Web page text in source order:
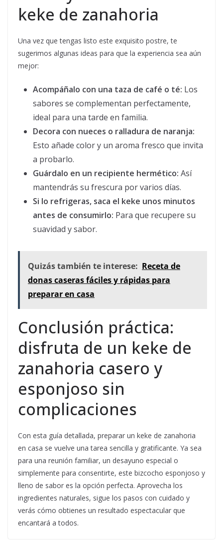
keke de zanahoria
Una vez que tengas listo este exquisito postre, te
sugerimos algunas ideas para que la experiencia sea aún
mejor:
Acompáñalo con una taza de café o té: Los
sabores se complementan perfectamente,
ideal para una tarde en familia.
Decora con nueces o ralladura de naranja:
Esto añade color y un aroma fresco que invita
a probarlo.
Guárdalo en un recipiente hermético: Así
mantendrás su frescura por varios días.
Si lo refrigeras, saca el keke unos minutos
antes de consumirlo: Para que recupere su
suavidad y sabor.
Quizás también te interese: Receta de
donas caseras fáciles y rápidas para
preparar en casa
Conclusión práctica:
disfruta de un keke de
zanahoria casero y
esponjoso sin
complicaciones
Con esta guía detallada, preparar un keke de zanahoria
en casa se vuelve una tarea sencilla y gratificante. Ya sea
para una reunión familiar, un desayuno especial o
simplemente para consentirte, este bizcocho esponjoso y
lleno de sabor es la opción perfecta. Aprovecha los
ingredientes naturales, sigue los pasos con cuidado y
verás cómo obtienes un resultado espectacular que
encantará a todos.